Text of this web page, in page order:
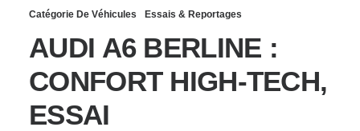
Catégorie De Véhicules
Essais & Reportages
AUDI A6 BERLINE :
CONFORT HIGH-TECH,
ESSAI